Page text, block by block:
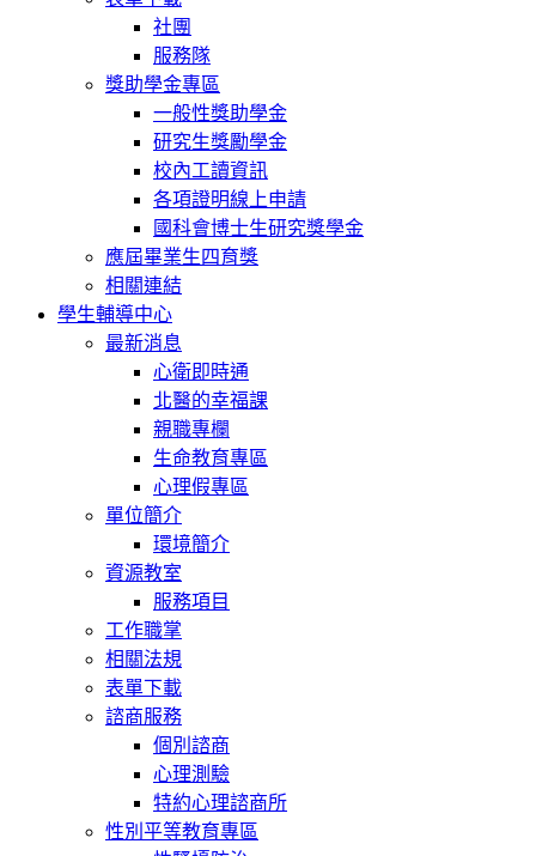
社團
服務隊
獎助學金專區
一般性獎助學金
研究生獎勵學金
校內工讀資訊
各項證明線上申請
國科會博士生研究獎學金
應屆畢業生四育獎
相關連結
學生輔導中心
最新消息
心衛即時通
北醫的幸福課
親職專欄
生命教育專區
心理假專區
單位簡介
環境簡介
資源教室
服務項目
工作職掌
相關法規
表單下載
諮商服務
個別諮商
心理測驗
特約心理諮商所
性別平等教育專區